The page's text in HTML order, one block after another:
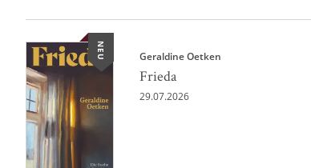
NEU Geraldine Oetken
Frieda
29.07.2026